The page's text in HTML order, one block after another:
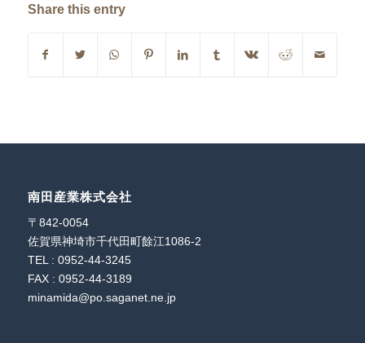
Share this entry
南田産業株式会社
〒842-0054
佐賀県神埼市千代田町餘江1086-2
TEL : 0952-44-3245
FAX : 0952-44-3189
minamida@po.saganet.ne.jp